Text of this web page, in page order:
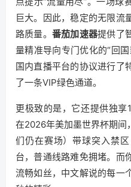
巨大。因此，稳定的无限流
路质量。 番茄加速器提供了
量精准导向专门优化的“回
国内直播平台的协议进行了
了一条VIP绿色通道。
更极致的是，它还提供独享
在2026年美加墨世界杯期间
们仍在赛场）带球突入禁
台，普通线路难免拥堵。而
流畅如丝，中文解说的每一